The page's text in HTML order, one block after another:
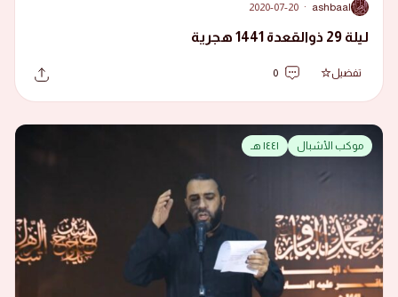
A
ashbaal
·
2020-07-20
ليلة 29 ذوالقعدة 1441 هجرية
تفضيل 0
موكب الأشبال ١٤٤١ هـ